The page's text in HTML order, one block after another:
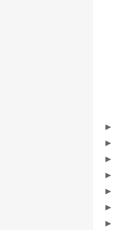
►
►
►
►
►
►
►